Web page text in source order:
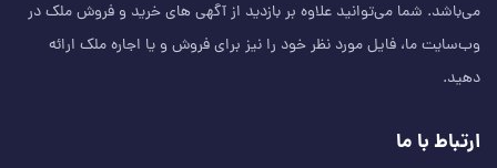
می‌باشد. شما می‌توانید علاوه بر بازدید از آگهی های خرید و فروش ملک در
وب‌سایت ما، فایل مورد نظر خود را نیز برای فروش و یا اجاره ملک ارائه
دهید.
ارتباط با ما